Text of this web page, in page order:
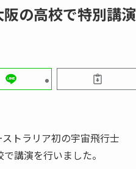
の高校で特別講演
トラリア初の宇宙飛行士
講演を行いました。